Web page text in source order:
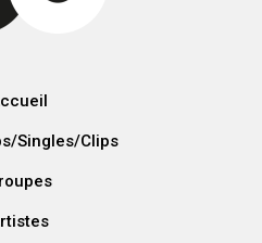
Singles/Clips